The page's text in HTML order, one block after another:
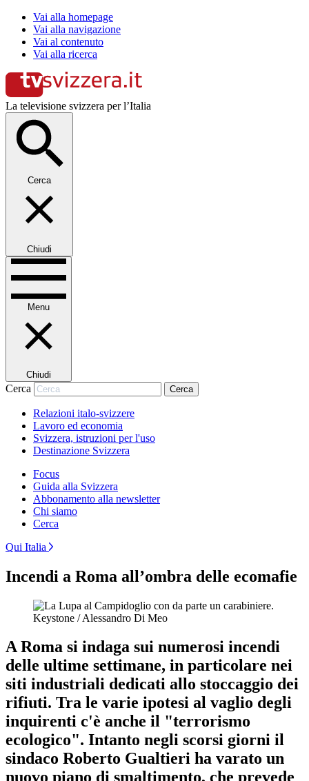
Vai alla homepage
Vai alla navigazione
Vai al contenuto
Vai alla ricerca
La televisione svizzera per l’Italia
Cerca
Chiudi
Menu
Chiudi
Cerca Cerca
Relazioni italo-svizzere
Lavoro ed economia
Svizzera, istruzioni per l'uso
Destinazione Svizzera
Focus
Guida alla Svizzera
Abbonamento alla newsletter
Chi siamo
Cerca
Qui Italia
Incendi a Roma all’ombra delle ecomafie
Keystone / Alessandro Di Meo
A Roma si indaga sui numerosi incendi
delle ultime settimane, in particolare nei
siti industriali dedicati allo stoccaggio dei
rifiuti. Tra le varie ipotesi al vaglio degli
inquirenti c'è anche il "terrorismo
ecologico". Intanto negli scorsi giorni il
sindaco Roberto Gualtieri ha varato un
nuovo piano di smaltimento, che prevede